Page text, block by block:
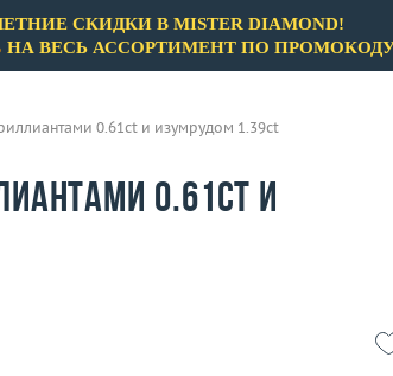
СКИДКИ В MISTER DIAMOND!
НА ВЕСЬ АССОРТИМЕНТ ПО
0.61ct и изумрудом 1.39ct
0.61ct и